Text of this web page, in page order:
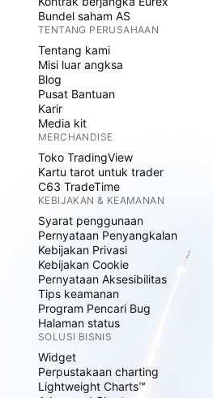
Bundel saham AS
TENTANG PERUSAHAAN
Tentang kami
Misi luar angksa
Blog
Pusat Bantuan
Karir
Media kit
MERCHANDISE
Toko TradingView
Kartu tarot untuk trader
C63 TradeTime
KEBIJAKAN & KEAMANAN
Syarat penggunaan
Pernyataan Penyangkalan
Kebijakan Privasi
Kebijakan Cookie
Pernyataan Aksesibilitas
Tips keamanan
Program Pencari Bug
Halaman status
SOLUSI BISNIS
Widget
Perpustakaan charting
Lightweight Charts™